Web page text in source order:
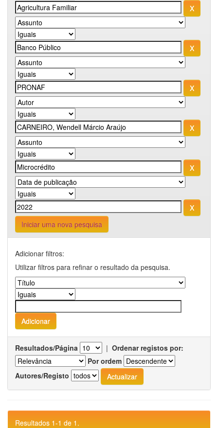
Iniciar uma nova pesquisa
Adicionar filtros:
Utilizar filtros para refinar o resultado da pesquisa.
Resultados/Página | Ordenar registos por:
Por ordem
Autores/Registo
Resultados 1-1 de 1.